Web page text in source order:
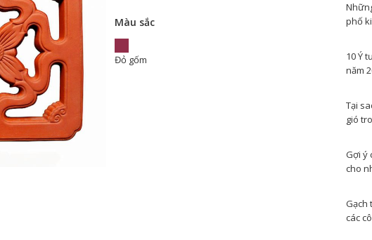
Màu sắc
Đỏ gốm
phố
10 Ý
năm
Tại
gió
Gợi ý
cho
Gạch
các